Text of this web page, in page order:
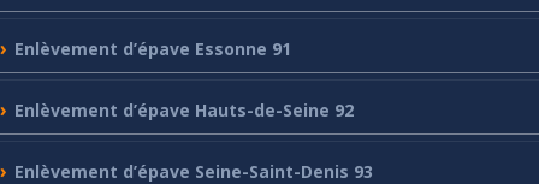
Enlèvement d’épave Essonne 91
Enlèvement d’épave Hauts-de-Seine 92
Enlèvement d’épave Seine-Saint-Denis 93